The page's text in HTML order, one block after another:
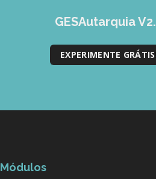
GESAutarquia
EXPERIMENTE
Módulos